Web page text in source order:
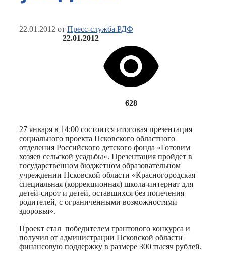
22.01.2012 от Пресс-служба РДФ
22.01.2012
628
27 января в 14:00 состоится итоговая презентация
социального проекта Псковского областного
отделения Российского детского фонда «Готовим
хозяев сельской усадьбы». Презентация пройдет в
государственном бюджетном образовательном
учреждении Псковской области «Красногородская
специальная (коррекционная) школа-интернат для
детей-сирот и детей, оставшихся без попечения
родителей, с ограниченными возможностями
здоровья».
Проект стал победителем грантового конкурса и
получил от администрации Псковской области
финансовую поддержку в размере 300 тысяч рублей.